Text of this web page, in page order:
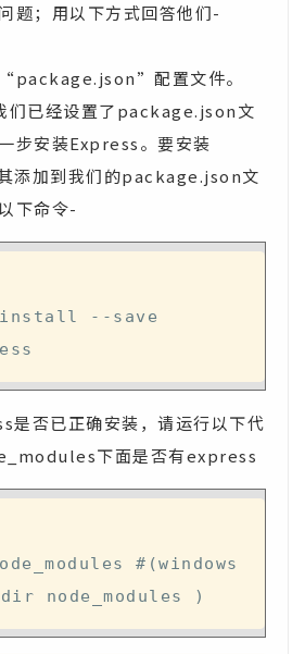
题；用以下方式回答他们-
配置文件。
们已经设置了package.json文
步安装Express。要安装
添加到我们的package.json文
下命令-
install --save
是否已正确安装，请运行以下代
下面是否有express
#(windows